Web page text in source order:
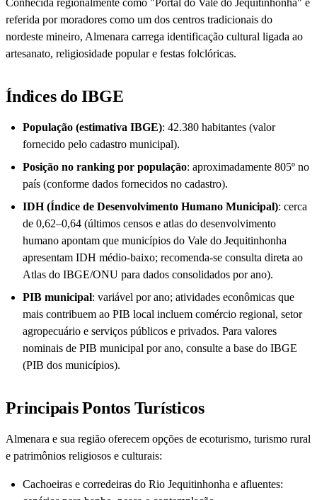
Conhecida regionalmente como "Portal do Vale do Jequitinhonha" e
referida por moradores como um dos centros tradicionais do
nordeste mineiro, Almenara carrega identificação cultural ligada ao
artesanato, religiosidade popular e festas folclóricas.
Índices do IBGE
População (estimativa IBGE): 42.380 habitantes (valor
fornecido pelo cadastro municipal).
Posição no ranking por população: aproximadamente 805º no
país (conforme dados fornecidos no cadastro).
IDH (Índice de Desenvolvimento Humano Municipal): cerca
de 0,62–0,64 (últimos censos e atlas do desenvolvimento
humano apontam que municípios do Vale do Jequitinhonha
apresentam IDH médio-baixo; recomenda-se consulta direta ao
Atlas do IBGE/ONU para dados consolidados por ano).
PIB municipal: variável por ano; atividades econômicas que
mais contribuem ao PIB local incluem comércio regional, setor
agropecuário e serviços públicos e privados. Para valores
nominais de PIB municipal por ano, consulte a base do IBGE
(PIB dos municípios).
Principais Pontos Turísticos
Almenara e sua região oferecem opções de ecoturismo, turismo rural
e patrimônios religiosos e culturais:
Cachoeiras e corredeiras do Rio Jequitinhonha e afluentes: